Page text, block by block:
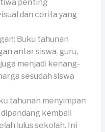
penting
dan cerita yang
Buku tahunan
antar siswa, guru,
menjadi kenang-
sesudah siswa
tahunan menyimpan
kembali
lulus sekolah. Ini